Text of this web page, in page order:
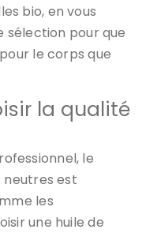
bio, en vous
sélection pour que
le corps que
la qualité
le
neutres est
les
une huile de